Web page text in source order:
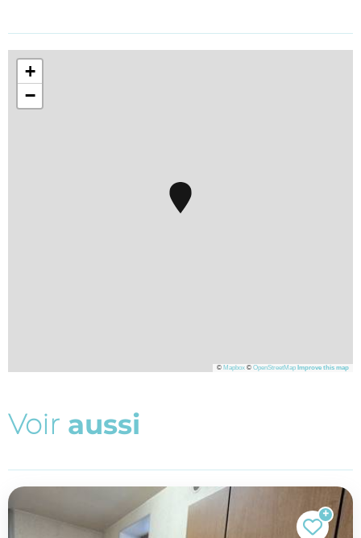
+
−
© Mapbox © OpenStreetMap Improve this map
Voir aussi